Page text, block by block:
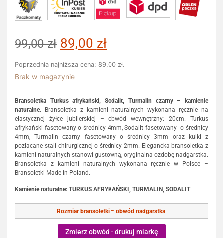
99,00zł 89,00 zł
Poprzednia najniższa cena: 89,00 zł.
Brak w magazynie
Bransoletka Turkus afrykański, Sodalit, Turmalin czarny – kamienie
naturalne. Bransoletka z kamieni naturalnych wykonana ręcznie na
elastycznej żyłce jubilerskiej – obwód wewnętrzny: 20cm. Turkus
afrykański fasetowany o średnicy 4mm, Sodalit fasetowany o średnicy
4mm, Turmalin czarny fasetowany o średnicy 3mm oraz kulki z
pozłacane stali chirurgicznej o średnicy 2mm. Elegancka bransoletka z
kamieni naturalnych stanowi gustowną, oryginalna ozdobę nadgarstka.
Bransoletka z kamieni naturalnych wykonana ręcznie w Polsce –
Bransoletki Made in Poland.
Kamienie naturalne: TURKUS AFRYKAŃSKI, TURMALIN, SODALIT
Rozmiar bransoletki= obwód nadgarstka.
Zmierz obwód - drukuj miarkę